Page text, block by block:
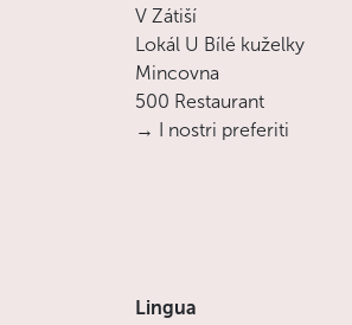
V Zátiší
Lokál U Bílé kuželky
Mincovna
500 Restaurant
→ I nostri preferiti
Lingua